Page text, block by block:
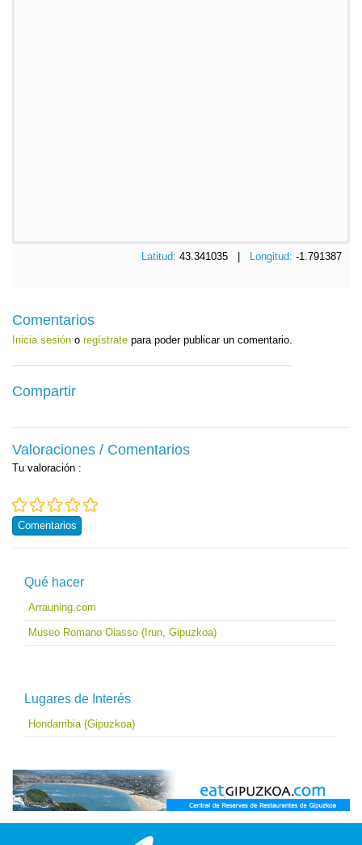
Latitud: 43.341035 | Longitud: -1.791387
Comentarios
Inicia sesión o regístrate para poder publicar un comentario.
Compartir
Valoraciones / Comentarios
Tu valoración :
Comentarios
Qué hacer
Arrauning.com
Museo Romano Oiasso (Irun, Gipuzkoa)
Lugares de Interés
Hondarribia (Gipuzkoa)